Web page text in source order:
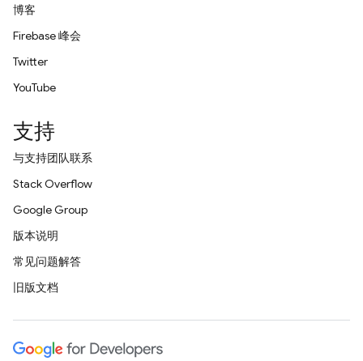
博客
Firebase 峰会
Twitter
YouTube
支持
与支持团队联系
Stack Overflow
Google Group
版本说明
常见问题解答
旧版文档